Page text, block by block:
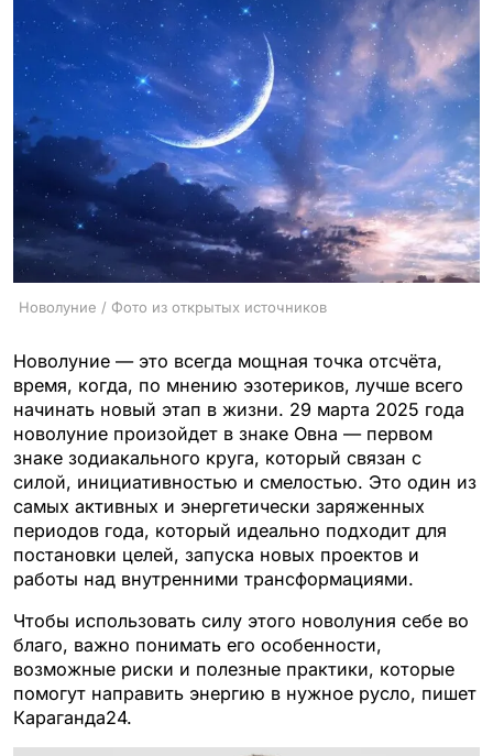
Новолуние / Фото из открытых источников
Новолуние — это всегда мощная точка отсчёта,
время, когда, по мнению эзотериков, лучше всего
начинать новый этап в жизни. 29 марта 2025 года
новолуние произойдет в знаке Овна — первом
знаке зодиакального круга, который связан с
силой, инициативностью и смелостью. Это один из
самых активных и энергетически заряженных
периодов года, который идеально подходит для
постановки целей, запуска новых проектов и
работы над внутренними трансформациями.
Чтобы использовать силу этого новолуния себе во
благо, важно понимать его особенности,
возможные риски и полезные практики, которые
помогут направить энергию в нужное русло, пишет
Караганда24.